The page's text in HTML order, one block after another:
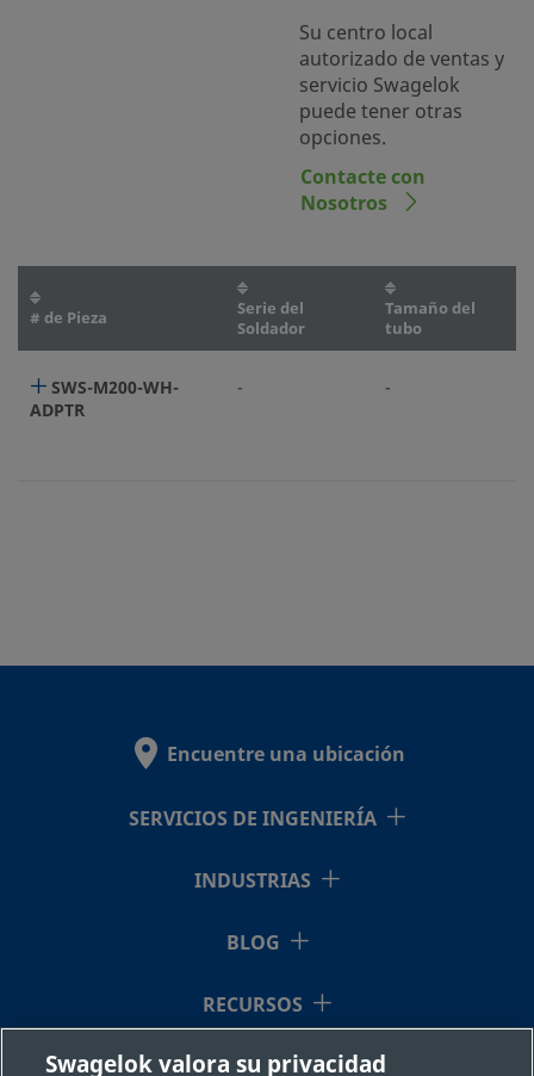
Su centro local
autorizado de ventas y
servicio Swagelok
puede tener otras
opciones.
Contacte con
Nosotros
# de Pieza
Serie del
Soldador
Tamaño del
tubo
SWS-M200-WH-
ADPTR
- -
Encuentre una ubicación
SERVICIOS DE INGENIERÍA
INDUSTRIAS
BLOG
RECURSOS
QUIÉNES SOMOS
Swagelok valora su privacidad